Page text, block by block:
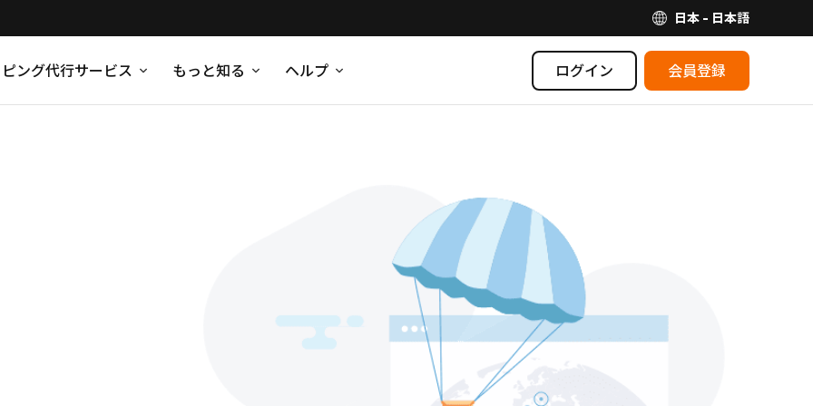
日本 - 日本語
ング代行サービス もっと知る ヘルプ ログイン 会員登録